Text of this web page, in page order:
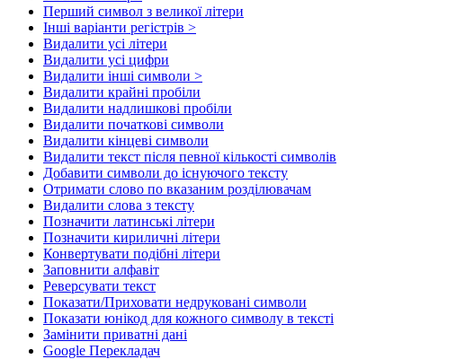
Перший символ з великої літери
Інші варіанти регістрів >
Видалити усі літери
Видалити усі цифри
Видалити інші символи >
Видалити крайні пробіли
Видалити надлишкові пробіли
Видалити початкові символи
Видалити кінцеві символи
Видалити текст після певної кількості символів
Добавити символи до існуючого тексту
Отримати слово по вказаним розділювачам
Видалити слова з тексту
Позначити латинські літери
Позначити кириличні літери
Конвертувати подібні літери
Заповнити алфавіт
Реверсувати текст
Показати/Приховати недруковані символи
Показати юнікод для кожного символу в тексті
Замінити приватні дані
Google Перекладач